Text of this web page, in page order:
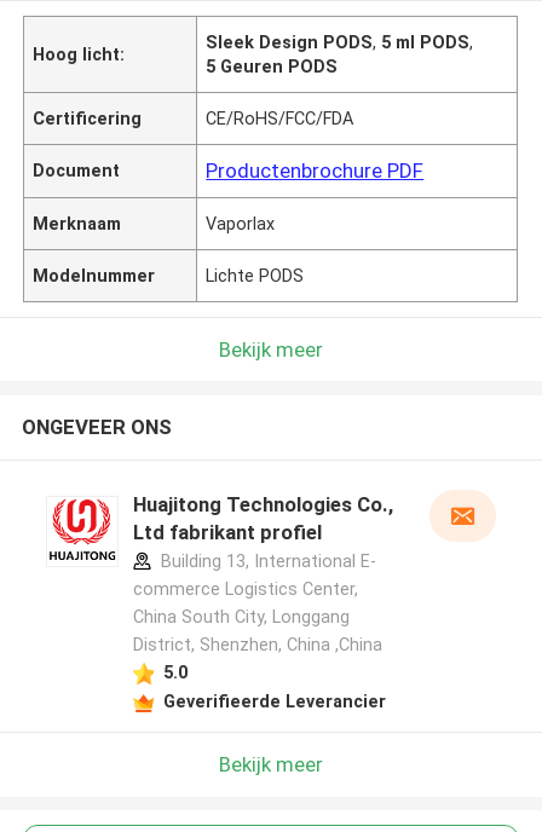
Hoog licht:
Sleek Design PODS, 5 ml PODS,
5 Geuren PODS
Certificering CE/RoHS/FCC/FDA
Document Productenbrochure PDF
Merknaam Vaporlax
Modelnummer Lichte PODS
Bekijk meer
ONGEVEER ONS
Huajitong Technologies Co.,
Ltd fabrikant profiel
Building 13, International E-
commerce Logistics Center,
China South City, Longgang
District, Shenzhen, China ,China
5.0
Geverifieerde Leverancier
Bekijk meer